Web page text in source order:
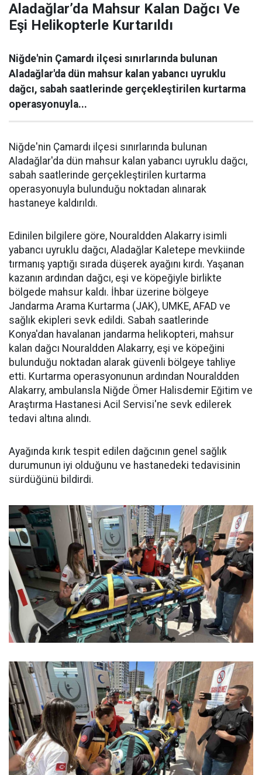
Aladağlar’da Mahsur Kalan Dağcı Ve
Eşi Helikopterle Kurtarıldı
Niğde'nin Çamardı ilçesi sınırlarında bulunan
Aladağlar'da dün mahsur kalan yabancı uyruklu
dağcı, sabah saatlerinde gerçekleştirilen kurtarma
operasyonuyla...
Niğde'nin Çamardı ilçesi sınırlarında bulunan
Aladağlar'da dün mahsur kalan yabancı uyruklu dağcı,
sabah saatlerinde gerçekleştirilen kurtarma
operasyonuyla bulunduğu noktadan alınarak
hastaneye kaldırıldı.
Edinilen bilgilere göre, Nouraldden Alakarry isimli
yabancı uyruklu dağcı, Aladağlar Kaletepe mevkiinde
tırmanış yaptığı sırada düşerek ayağını kırdı. Yaşanan
kazanın ardından dağcı, eşi ve köpeğiyle birlikte
bölgede mahsur kaldı. İhbar üzerine bölgeye
Jandarma Arama Kurtarma (JAK), UMKE, AFAD ve
sağlık ekipleri sevk edildi. Sabah saatlerinde
Konya'dan havalanan jandarma helikopteri, mahsur
kalan dağcı Nouraldden Alakarry, eşi ve köpeğini
bulunduğu noktadan alarak güvenli bölgeye tahliye
etti. Kurtarma operasyonunun ardından Nouraldden
Alakarry, ambulansla Niğde Ömer Halisdemir Eğitim ve
Araştırma Hastanesi Acil Servisi'ne sevk edilerek
tedavi altına alındı.
Ayağında kırık tespit edilen dağcının genel sağlık
durumunun iyi olduğunu ve hastanedeki tedavisinin
sürdüğünü bildirdi.